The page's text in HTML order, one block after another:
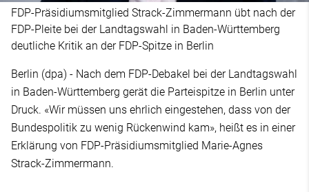
FDP-Präsidiumsmitglied Strack-Zimmermann übt nach der
FDP-Pleite bei der Landtagswahl in Baden-Württemberg
deutliche Kritik an der FDP-Spitze in Berlin
Berlin (dpa) - Nach dem FDP-Debakel bei der Landtagswahl
in Baden-Württemberg gerät die Parteispitze in Berlin unter
Druck. «Wir müssen uns ehrlich eingestehen, dass von der
Bundespolitik zu wenig Rückenwind kam», heißt es in einer
Erklärung von FDP-Präsidiumsmitglied Marie-Agnes
Strack-Zimmermann.